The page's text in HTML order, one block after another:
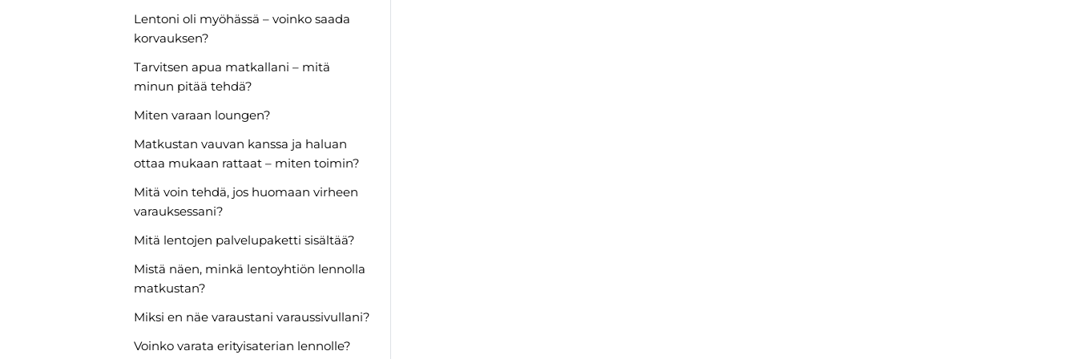
Lentoni oli myöhässä – voinko saada
korvauksen?
Tarvitsen apua matkallani – mitä
minun pitää tehdä?
Miten varaan loungen?
Matkustan vauvan kanssa ja haluan
ottaa mukaan rattaat – miten toimin?
Mitä voin tehdä, jos huomaan virheen
varauksessani?
Mitä lentojen palvelupaketti sisältää?
Mistä näen, minkä lentoyhtiön lennolla
matkustan?
Miksi en näe varaustani varaus­sivullani?
Voinko varata erityisaterian lennolle?